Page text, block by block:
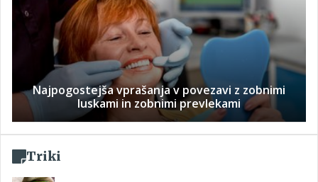
Najpogostejša vprašanja v povezavi z zobnimi
luskami in zobnimi prevlekami
Triki